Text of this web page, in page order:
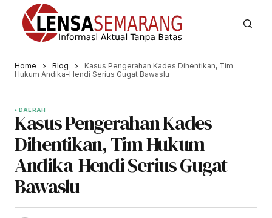
Home Blog
Kasus Pengerahan Kades Dihentikan, Tim
Hukum Andika-Hendi Serius Gugat Bawaslu
DAERAH
Kasus Pengerahan Kades
Dihentikan, Tim Hukum
Andika-Hendi Serius Gugat
Bawaslu